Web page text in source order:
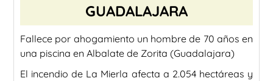
GUADALAJARA
Fallece por ahogamiento un hombre de 70 años en
una piscina en Albalate de Zorita (Guadalajara)
El incendio de La Mierla afecta a 2.054 hectáreas y